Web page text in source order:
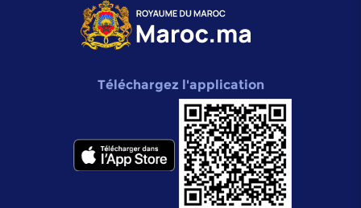
Téléchargez l'application